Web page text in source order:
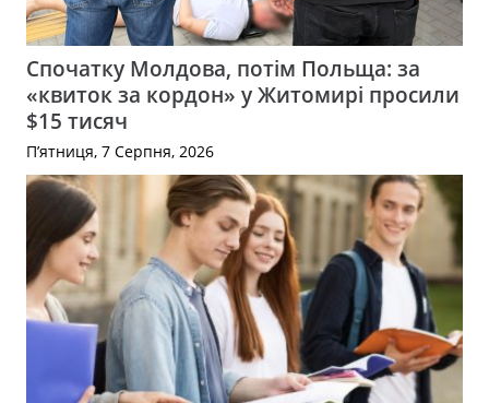
Спочатку Молдова, потім Польща: за
«квиток за кордон» у Житомирі просили
$15 тисяч
П’ятниця, 7 Серпня, 2026